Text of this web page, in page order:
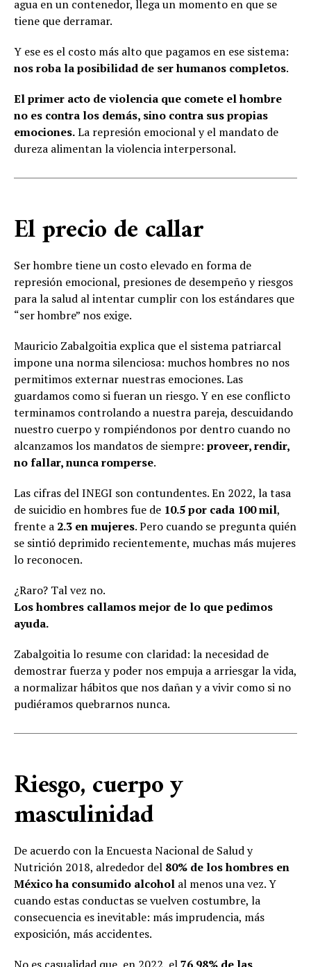
agua en un contenedor, llega un momento en que se
tiene que derramar.
Y ese es el costo más alto que pagamos en ese sistema:
nos roba la posibilidad de ser humanos completos.
El primer acto de violencia que comete el hombre
no es contra los demás, sino contra sus propias
emociones.La represión emocional y el mandato de
dureza alimentan la violencia interpersonal.
El precio de callar
Ser hombre tiene un costo elevado en forma de
represión emocional, presiones de desempeño y riesgos
para la salud al intentar cumplir con los estándares que
“ser hombre” nos exige.
Mauricio Zabalgoitia explica que el sistema patriarcal
impone una norma silenciosa: muchos hombres no nos
permitimos externar nuestras emociones. Las
guardamos como si fueran un riesgo. Y en ese conflicto
terminamos controlando a nuestra pareja, descuidando
nuestro cuerpo y rompiéndonos por dentro cuando no
alcanzamos los mandatos de siempre: proveer, rendir,
no fallar, nunca romperse.
Las cifras del INEGI son contundentes. En 2022, la tasa
de suicidio en hombres fue de 10.5 por cada 100 mil,
frente a 2.3 en mujeres. Pero cuando se pregunta quién
se sintió deprimido recientemente, muchas más mujeres
lo reconocen.
¿Raro? Tal vez no.
Los hombres callamos mejor de lo que pedimos
ayuda.
Zabalgoitia lo resume con claridad: la necesidad de
demostrar fuerza y poder nos empuja a arriesgar la vida,
a normalizar hábitos que nos dañan y a vivir como si no
pudiéramos quebrarnos nunca.
Riesgo, cuerpo y
masculinidad
De acuerdo con la Encuesta Nacional de Salud y
Nutrición 2018, alrededor del 80% de los hombres en
México ha consumido alcohol al menos una vez. Y
cuando estas conductas se vuelven costumbre, la
consecuencia es inevitable: más imprudencia, más
exposición, más accidentes.